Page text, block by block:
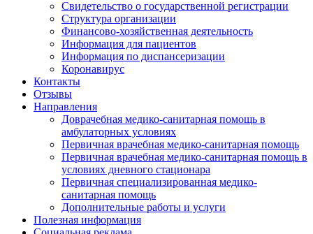
Свидетельство о государственной регистрации
Структура организации
Финансово-хозяйственная деятельность
Информация для пациентов
Информация по диспансеризации
Коронавирус
Контакты
Отзывы
Направления
Доврачебная медико-санитарная помощь в
амбулаторных условиях
Первичная врачебная медико-санитарная помощь
Первичная врачебная медико-санитарная помощь в
условиях дневного стационара
Первичная специализированная медико-
санитарная помощь
Дополнительные работы и услуги
Полезная информация